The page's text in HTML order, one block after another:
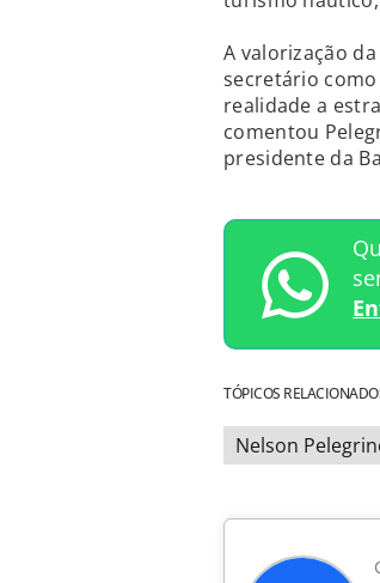
A valorização
secretário
realidade a
comentou
presidente da
TÓPICOS
Nelson